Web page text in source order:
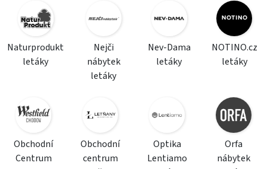
Naturprodukt
letáky
Nejči
nábytek
letáky
Nev-Dama
letáky
NOTINO.cz
letáky
Obchodní
Centrum
Obchodní
centrum
Optika
Lentiamo
Orfa
nábytek